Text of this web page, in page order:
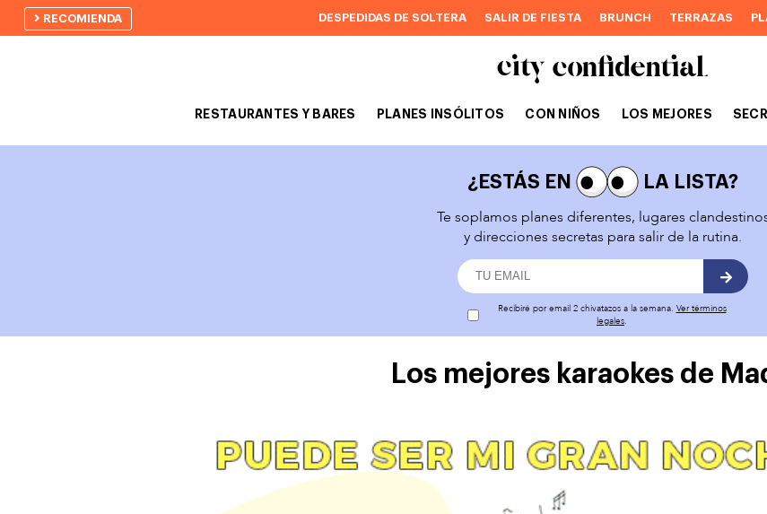
RECOMIENDA DESPEDIDAS DE SOLTERA SALIR DE FIESTA BRUNCH TERRAZAS
RESTAURANTES Y BARES PLANES INSÓLITOS CON NIÑOS LOS MEJORES
¿ESTÁS EN
LA LISTA?
Te soplamos planes diferentes, lugares
y direcciones secretas para salir de la rutina.
Recibiré por email 2 chivatazos a la semana. Ver términos
legales.
Los mejores karaokes de